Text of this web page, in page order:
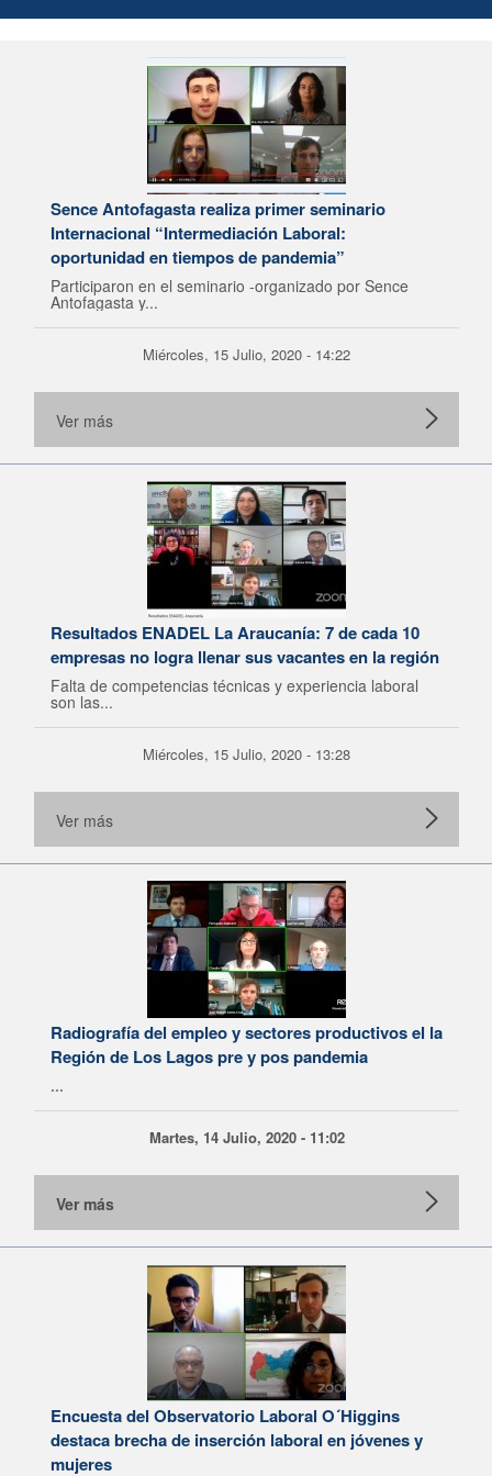
Sence Antofagasta realiza primer seminario
Internacional “Intermediación Laboral:
oportunidad en tiempos de pandemia”
Participaron en el seminario -organizado por Sence
Antofagasta y...
Miércoles, 15 Julio, 2020 - 14:22
Ver más
Resultados ENADEL La Araucanía: 7 de cada 10
empresas no logra llenar sus vacantes en la región
Falta de competencias técnicas y experiencia laboral
son las...
Miércoles, 15 Julio, 2020 - 13:28
Ver más
Radiografía del empleo y sectores productivos el la
Región de Los Lagos pre y pos pandemia
...
Martes, 14 Julio, 2020 - 11:02
Ver más
Encuesta del Observatorio Laboral O´Higgins
destaca brecha de inserción laboral en jóvenes y
mujeres